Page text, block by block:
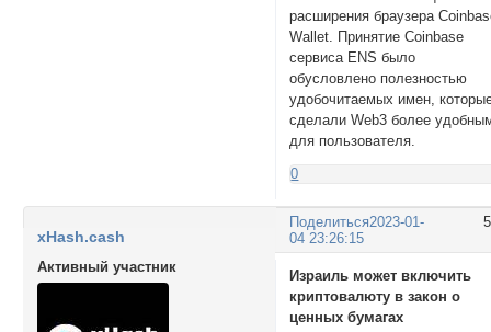
расширения браузера
Wallet. Принятие Coinbase
сервиса ENS было
обусловлено полезностью
удобочитаемых имен,
сделали Web3 более
для пользователя.
0
Поделиться2023-01-
04 23:26:15
xHash.cash
Активный участник
Израиль может включить
криптовалюту в закон о
ценных бумагах